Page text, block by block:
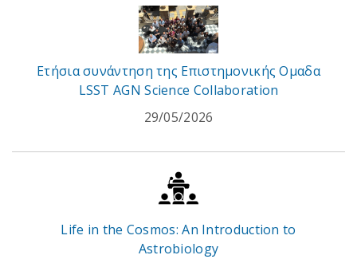
Ετήσια συνάντηση της Επιστημονικής Ομαδα
LSST AGN Science Collaboration
29/05/2026
Life in the Cosmos: An Introduction to
Astrobiology